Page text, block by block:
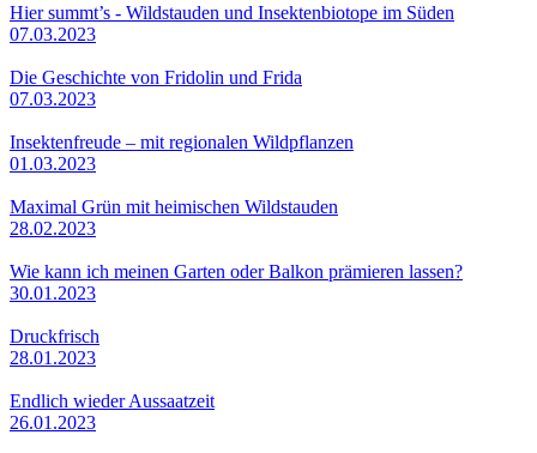
Hier summt’s - Wildstauden und Insektenbiotope im Süden
07.03.2023
Die Geschichte von Fridolin und Frida
07.03.2023
Insektenfreude – mit regionalen Wildpflanzen
01.03.2023
Maximal Grün mit heimischen Wildstauden
28.02.2023
Wie kann ich meinen Garten oder Balkon prämieren lassen?
30.01.2023
Druckfrisch
28.01.2023
Endlich wieder Aussaatzeit
26.01.2023